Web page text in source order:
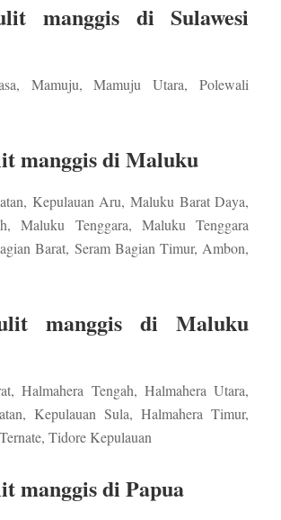
manggis di Sulawesi
Mamuju, Mamuju Utara, Polewali
manggis di Maluku
Kepulauan Aru, Maluku Barat Daya,
Maluku Tenggara, Maluku Tenggara
Barat, Seram Bagian Timur, Ambon,
manggis di Maluku
Halmahera Tengah, Halmahera Utara,
Kepulauan Sula, Halmahera Timur,
Tidore Kepulauan
manggis di Papua